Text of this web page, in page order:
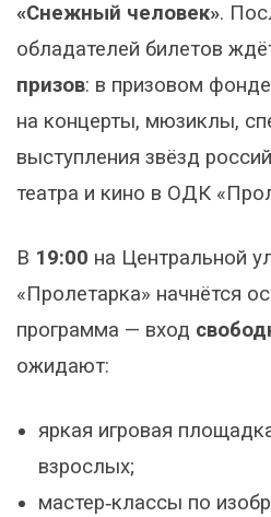
«Снежный человек».
обладателей билетов
призов: в призовом
на концерты, мюзиклы,
выступления звёзд
театра и кино в ОДК
В 19:00 на Центральной
«Пролетарка» начнётся
программа — вход
ожидают:
яркая игровая
взрослых;
мастер‑классы по